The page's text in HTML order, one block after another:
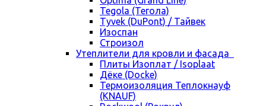
Tegola (Тегола)
Tyvek (DuPont) / Тайвек
Изоспан
Строизол
Утеплители для кровли и фасада
Плиты Изоплат / Isoplaat
Дёке (Docke)
Термоизоляция Теплокнауф
(KNAUF)